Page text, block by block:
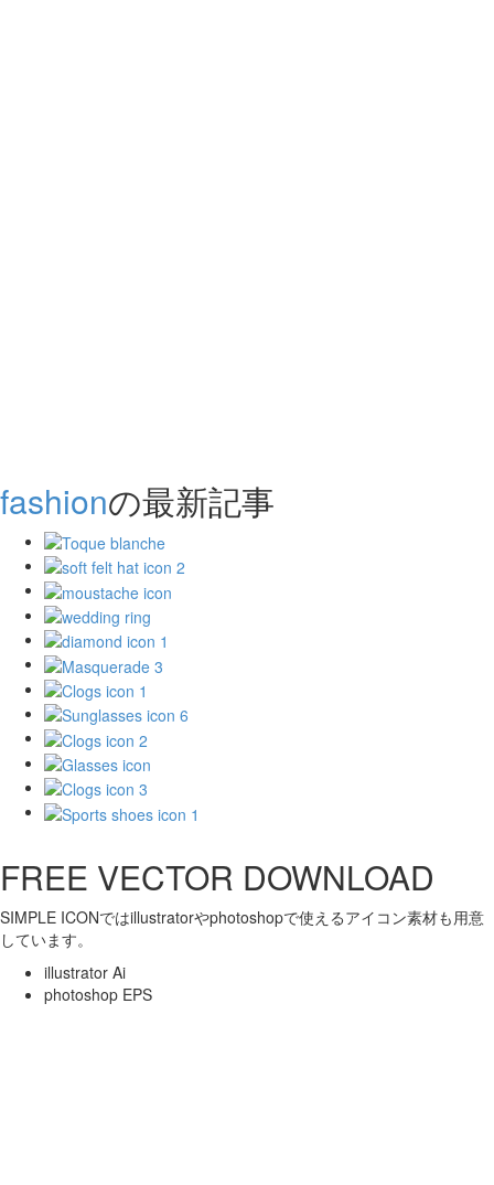
fashionの最新記事
FREE VECTOR DOWNLOAD
SIMPLE ICONではillustratorやphotoshopで使えるアイコン素材も用意
しています。
illustrator Ai
photoshop EPS